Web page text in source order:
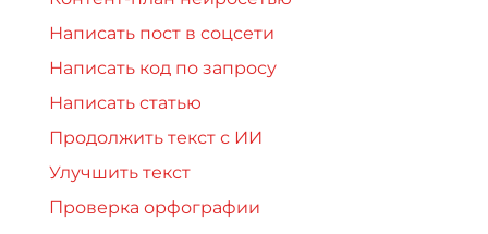
Написать пост в соцсети
Написать код по запросу
Написать статью
Продолжить текст с ИИ
Улучшить текст
Проверка орфографии